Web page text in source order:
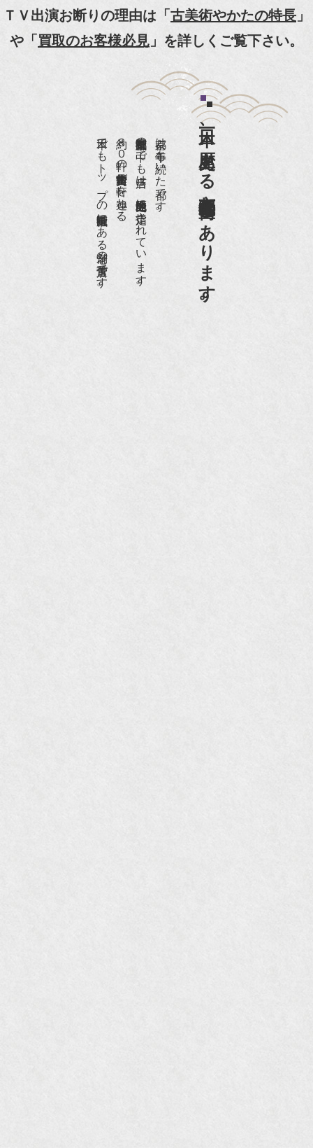
【動画】
『京都新聞』とKBS京都で鴨東まちなか美術館を
『和楽』7月号 樋口可南子さんがお店へ！！
『樋口可南子の古寺散歩』（5月17日発行）
NHK「趣味Do楽」とよた真帆さんご来店！【動
NHK『美の壺』（4月24日放送）
『和楽』10月号
『Hanako 京都案内』
『FIGARO japon』12月号
ＴＶ出演お断りの理由は「古美術やかたの特長 」
や「買取のお客様必見 」を詳しくご覧下さい。
日本一、歴史ある
京都祇園骨董街にあります。
京都は千年も続いた都です。
京都祇園骨董街の中でも当店は、歴史的保全地区に指定されています。
約８０軒の古美術骨董商が軒を連ねる、
日本でもトップの祇園骨董街にある老舗の骨董店です。